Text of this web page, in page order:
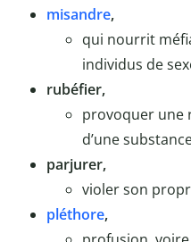
misandre,
qui nourrit
individus de
rubéfier,
provoquer une
d’une
parjurer,
violer son
pléthore,